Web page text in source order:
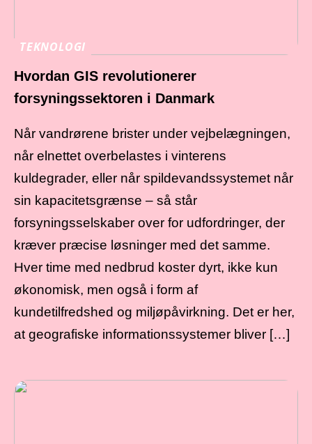
TEKNOLOGI
Hvordan GIS revolutionerer
forsyningssektoren i Danmark
Når vandrørene brister under vejbelægningen,
når elnettet overbelastes i vinterens
kuldegrader, eller når spildevandssystemet når
sin kapacitetsgrænse – så står
forsyningsselskaber over for udfordringer, der
kræver præcise løsninger med det samme.
Hver time med nedbrud koster dyrt, ikke kun
økonomisk, men også i form af
kundetilfredshed og miljøpåvirkning. Det er her,
at geografiske informationssystemer bliver […]